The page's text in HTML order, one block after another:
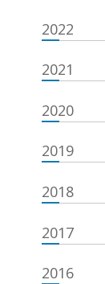
2022
2021
2020
2019
2018
2017
2016